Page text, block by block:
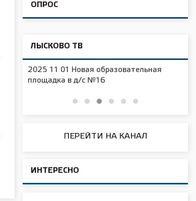
ОПРОС
ЛЫСКОВО ТВ
2025 11 01 Новая образовательная
площадка в д/с №16
ПЕРЕЙТИ НА КАНАЛ
ИНТЕРЕСНО